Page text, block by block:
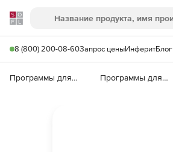
Softline
Поиск
8 (800) 200-08-60Запрос ценыИнферитБлог
Программы для образования и науки Программы для научных расчетов